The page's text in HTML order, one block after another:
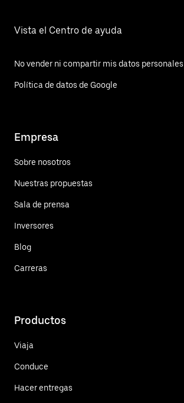
Vista el Centro de ayuda
No vender ni compartir mis datos personales
Política de datos de Google
Empresa
Sobre nosotros
Nuestras propuestas
Sala de prensa
Inversores
Blog
Carreras
Productos
Viaja
Conduce
Hacer entregas